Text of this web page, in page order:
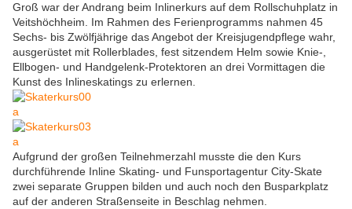
Groß war der Andrang beim Inlinerkurs auf dem Rollschuhplatz in
Veitshöchheim. Im Rahmen des Ferienprogramms nahmen 45
Sechs- bis Zwölfjährige das Angebot der Kreisjugendpflege wahr,
ausgerüstet mit Rollerblades, fest sitzendem Helm sowie Knie-,
Ellbogen- und Handgelenk-Protektoren an drei Vormittagen die
Kunst des Inlineskatings zu erlernen.
Aufgrund der großen Teilnehmerzahl musste die den Kurs
durchführende Inline Skating- und Funsportagentur City-Skate
zwei separate Gruppen bilden und auch noch den Busparkplatz
auf der anderen Straßenseite in Beschlag nehmen.